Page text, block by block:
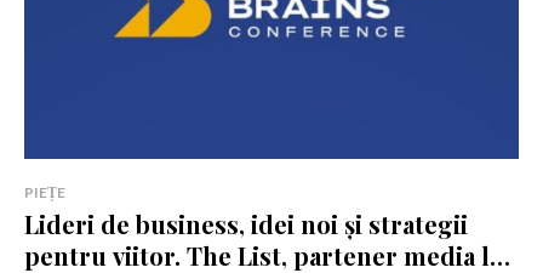
Am citit și acceptPolitica de confidențialitate.
PIEȚE
Lideri de business, idei noi și strategii
pentru viitor. The List, partener media la